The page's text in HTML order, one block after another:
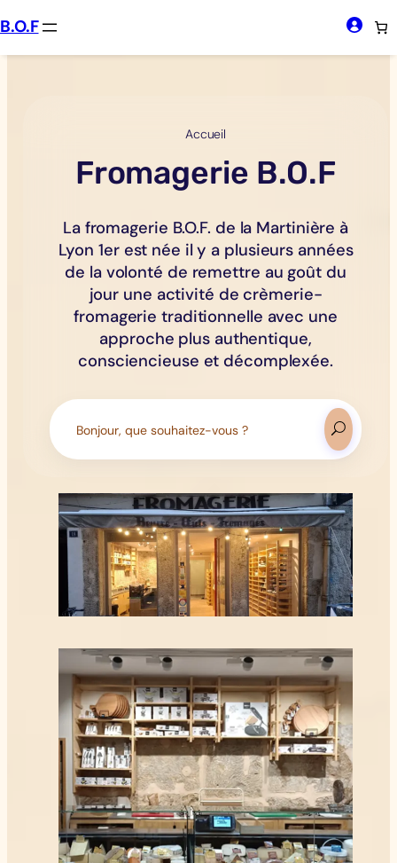
Aller
au
contenu
B.O.F
Accueil
Fromagerie B.O.F
La fromagerie B.O.F. de la Martinière à
Lyon 1er est née il y a plusieurs années
de la volonté de remettre au goût du
jour une activité de crèmerie-
fromagerie traditionnelle avec une
approche plus authentique,
consciencieuse et décomplexée.
for: